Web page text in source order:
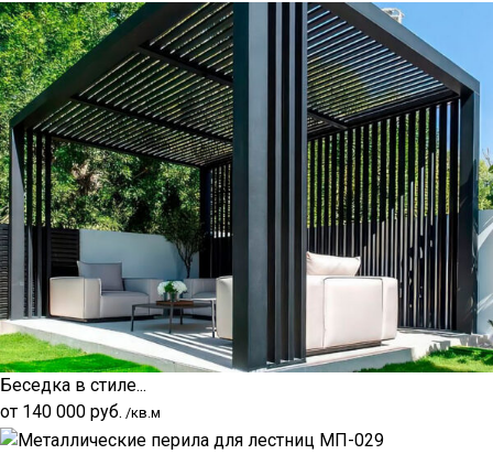
Беседка в стиле...
от 140 000 руб. /кв.м